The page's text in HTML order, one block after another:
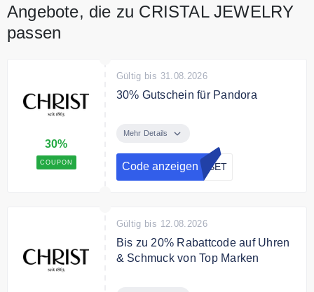
Angebote, die zu CRISTAL JEWELRY
passen
30%
COUPON
Gültig bis 31.08.2026
30% Gutschein für Pandora
Styling Set und sichern Sie sich
das Set zum Aktionspreis von
79€!. Sie sparen bis zu 30% mit
dem Code
Mehr Details
Code anzeigen ASET
Gültig bis 12.08.2026
Bis zu 20% Rabattcode auf Uhren
& Schmuck von Top Marken